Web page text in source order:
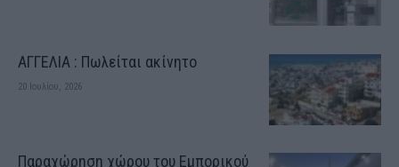
ΑΓΓΕΛΙΑ : Πωλείται ακίνητο
20 Ιουλίου, 2026
Παραχώρηση χώρου του Εμπορικού